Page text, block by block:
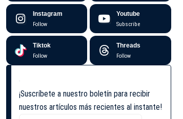
Instagram
Follow
Youtube
Subscribe
Tiktok
Follow
Threads
Follow
¡Suscríbete a nuestro boletín para recibir
nuestros artículos más recientes al instante!